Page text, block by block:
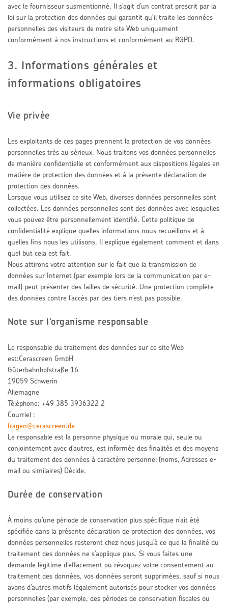
avec le fournisseur susmentionné. Il s’agit d’un contrat prescrit par la
loi sur la protection des données qui garantit qu’il traite les données
personnelles des visiteurs de notre site Web uniquement
conformément à nos instructions et conformément au RGPD.
3. Informations générales et
informations obligatoires
Vie privée
Les exploitants de ces pages prennent la protection de vos données
personnelles très au sérieux. Nous traitons vos données personnelles
de manière confidentielle et conformément aux dispositions légales en
matière de protection des données et à la présente déclaration de
protection des données.
Lorsque vous utilisez ce site Web, diverses données personnelles sont
collectées. Les données personnelles sont des données avec lesquelles
vous pouvez être personnellement identifié. Cette politique de
confidentialité explique quelles informations nous recueillons et à
quelles fins nous les utilisons. Il explique également comment et dans
quel but cela est fait.
Nous attirons votre attention sur le fait que la transmission de
données sur Internet (par exemple lors de la communication par e-
mail) peut présenter des failles de sécurité. Une protection complète
des données contre l’accès par des tiers n’est pas possible.
Note sur l’organisme responsable
Le responsable du traitement des données sur ce site Web
est:Cerascreen GmbH
Güterbahnhofstraße 16
19059 Schwerin
Allemagne
Téléphone: +49 385 3936322 2
Courriel :
fragen@cerascreen.de
Le responsable est la personne physique ou morale qui, seule ou
conjointement avec d’autres, est informée des finalités et des moyens
du traitement des données à caractère personnel (noms, Adresses e-
mail ou similaires) Décide.
Durée de conservation
À moins qu’une période de conservation plus spécifique n’ait été
spécifiée dans la présente déclaration de protection des données, vos
données personnelles resteront chez nous jusqu’à ce que la finalité du
traitement des données ne s’applique plus. Si vous faites une
demande légitime d’effacement ou révoquez votre consentement au
traitement des données, vos données seront supprimées, sauf si nous
avons d’autres motifs légalement autorisés pour stocker vos données
personnelles (par exemple, des périodes de conservation fiscales ou